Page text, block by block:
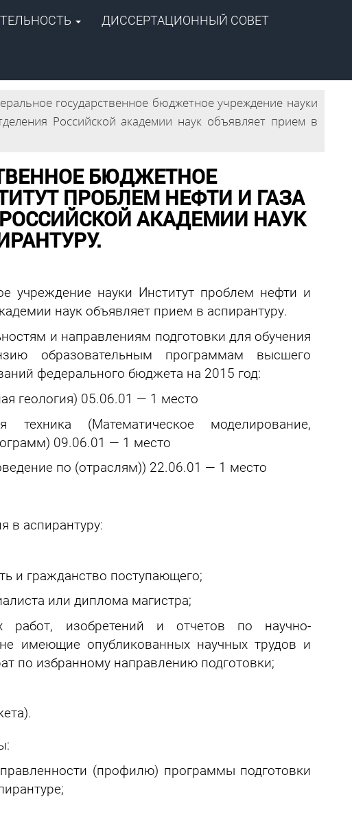
+7 (4112) 39-06-20
ДИССЕРТАЦИОННЫЙ СОВЕТ
государственное бюджетное учреждение науки
Российской академии наук объявляет прием в
БЮДЖЕТНОЕ
ПРОБЛЕМ НЕФТИ И ГАЗА
АКАДЕМИИ НАУК
учреждение науки Институт проблем нефти и
наук объявляет прием в аспирантуру.
и направлениям подготовки для обучения
образовательным программам высшего
федерального бюджета на 2015 год:
геология) 05.06.01 — 1 место
техника (Математическое моделирование,
09.06.01 — 1 место
по (отраслям)) 22.06.01 — 1 место
в аспирантуру:
и гражданство поступающего;
или диплома магистра;
работ, изобретений и отчетов по научно-
имеющие опубликованных научных трудов и
по избранному направлению подготовки;
(профилю) программы подготовки